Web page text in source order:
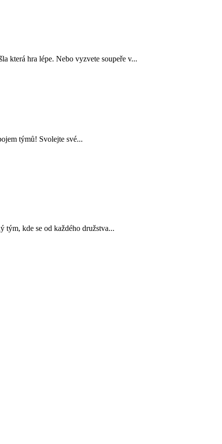
která hra lépe. Nebo vyzvete soupeře v...
týmů! Svolejte své...
kde se od každého družstva...